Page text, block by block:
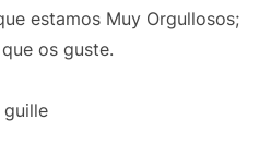
estamos Muy Orgullosos;
os guste.
guille